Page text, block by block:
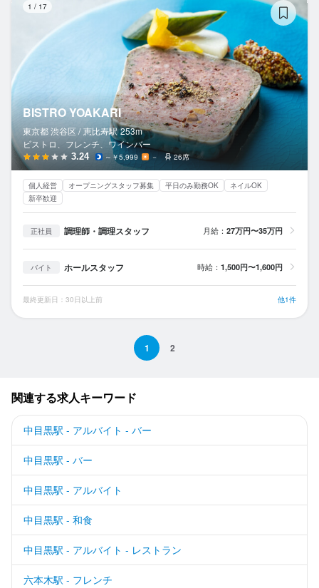
1 / 17
BISTRO YOAKARI
東京都 渋谷区 / 恵比寿駅 253m
ビストロ、フレンチ、ワインバー
3.24 ～￥5,999 － 26席
個人経営 オープニングスタッフ募集 平日のみ勤務OK
ネイルOK
新卒歓迎
正社員 調理師・調理スタッフ 月給： 27万円〜35万円
バイト ホールスタッフ 時給： 1,500円〜1,600円
最終更新日：30日以上前 他1件
1 2
関連する求人キーワード
中目黒駅 - アルバイト - バー
中目黒駅 - バー
中目黒駅 - アルバイト
中目黒駅 - 和食
中目黒駅 - アルバイト - レストラン
六本木駅 - フレンチ